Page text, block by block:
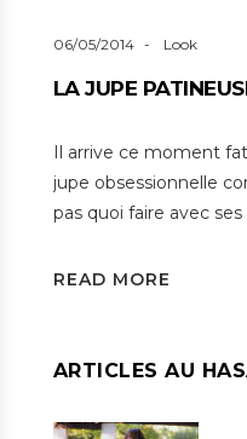
06/05/2014 Look
LA JUPE
Il arrive ce moment
jupe obsessionnelle
pas quoi faire avec ses
READ MORE
ARTICLES AU